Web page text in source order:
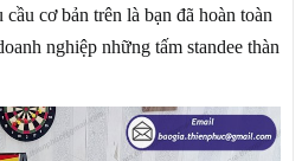
cơ bản trên là bạn đã hoàn toàn
nghiệp những tấm standee thàn